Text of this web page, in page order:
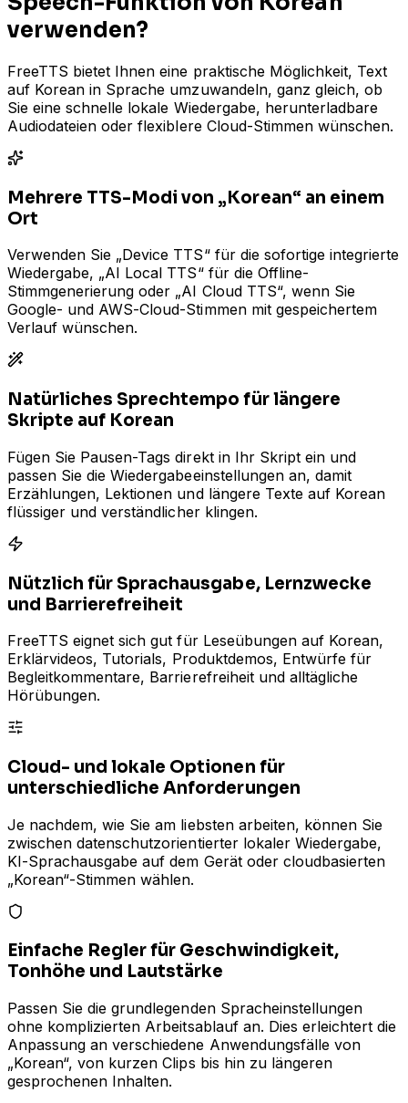
verwenden?
FreeTTS bietet Ihnen eine praktische Möglichkeit, Text
auf Korean in Sprache umzuwandeln, ganz gleich, ob
Sie eine schnelle lokale Wiedergabe, herunterladbare
Audiodateien oder flexiblere Cloud-Stimmen wünschen.
Mehrere TTS-Modi von „Korean“ an einem
Ort
Verwenden Sie „Device TTS“ für die sofortige integrierte
Wiedergabe, „AI Local TTS“ für die Offline-
Stimmgenerierung oder „AI Cloud TTS“, wenn Sie
Google- und AWS-Cloud-Stimmen mit gespeichertem
Verlauf wünschen.
Natürliches Sprechtempo für längere
Skripte auf Korean
Fügen Sie Pausen-Tags direkt in Ihr Skript ein und
passen Sie die Wiedergabeeinstellungen an, damit
Erzählungen, Lektionen und längere Texte auf Korean
flüssiger und verständlicher klingen.
Nützlich für Sprachausgabe, Lernzwecke
und Barrierefreiheit
FreeTTS eignet sich gut für Leseübungen auf Korean,
Erklärvideos, Tutorials, Produktdemos, Entwürfe für
Begleitkommentare, Barrierefreiheit und alltägliche
Hörübungen.
Cloud- und lokale Optionen für
unterschiedliche Anforderungen
Je nachdem, wie Sie am liebsten arbeiten, können Sie
zwischen datenschutzorientierter lokaler Wiedergabe,
KI-Sprachausgabe auf dem Gerät oder cloudbasierten
„Korean“-Stimmen wählen.
Einfache Regler für Geschwindigkeit,
Tonhöhe und Lautstärke
Passen Sie die grundlegenden Spracheinstellungen
ohne komplizierten Arbeitsablauf an. Dies erleichtert die
Anpassung an verschiedene Anwendungsfälle von
„Korean“, von kurzen Clips bis hin zu längeren
gesprochenen Inhalten.